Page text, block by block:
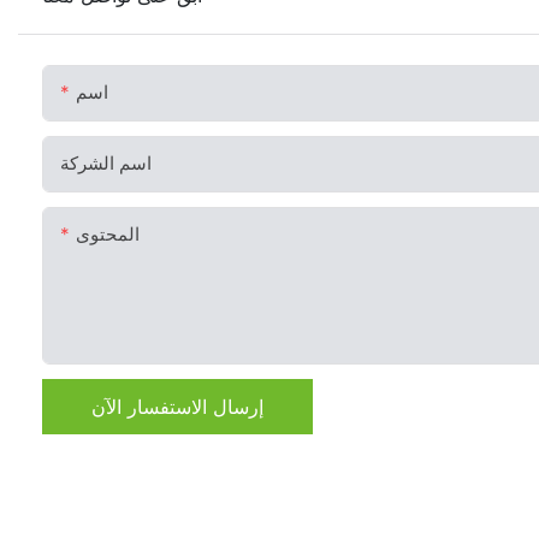
اسم
اسم الشركة
المحتوى
إرسال الاستفسار الآن